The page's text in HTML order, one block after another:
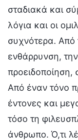
σταδιακά και
λόγια και οι
συχνότερα. Από
ενθάρρυνση,
προειδοποίηση,
Από έναν τόνο
έντονες και
τόσο τη
άνθρωπο. Ό,τι